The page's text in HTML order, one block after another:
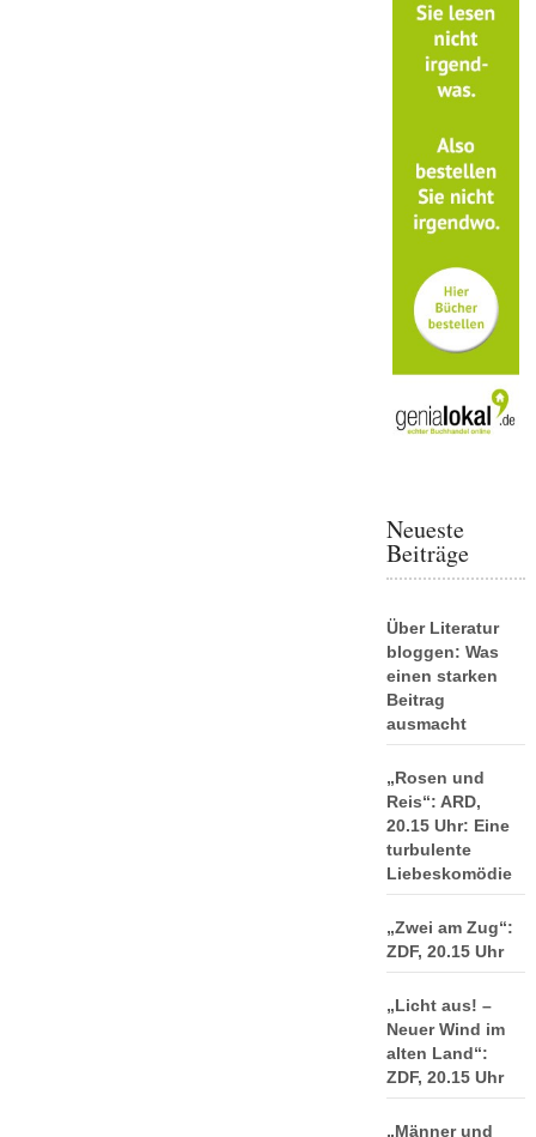
Neueste
Beiträge
Über Literatur
bloggen: Was
einen starken
Beitrag
ausmacht
„Rosen und
Reis“: ARD,
20.15 Uhr: Eine
turbulente
Liebeskomödie
„Zwei am Zug“:
ZDF, 20.15 Uhr
„Licht aus! –
Neuer Wind im
alten Land“:
ZDF, 20.15 Uhr
„Männer und